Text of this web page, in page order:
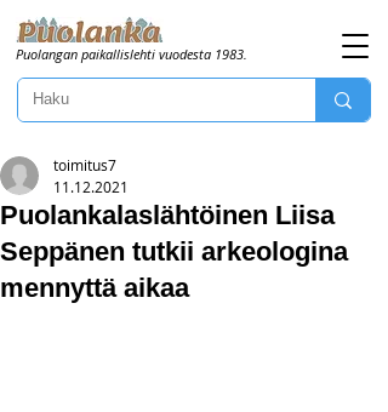
Puolangan paikallislehti vuodesta 1983.
Puolankalaslähtöinen Liisa
Seppänen tutkii arkeologina
mennyttä aikaa
toimitus7
11.12.2021